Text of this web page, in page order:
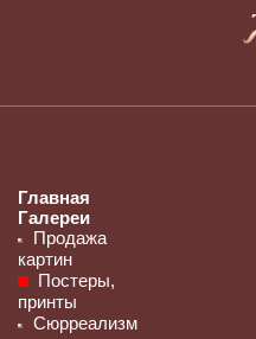
Главная
Галереи
Продажа
картин
Постеры,
принты
Сюрреализм